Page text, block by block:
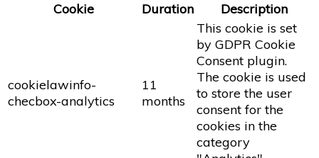
Cookie
Duration Description
cookielawinfo-
checbox-analytics
11
months
This cookie is set
by GDPR Cookie
Consent plugin.
The cookie is used
to store the user
consent for the
cookies in the
category